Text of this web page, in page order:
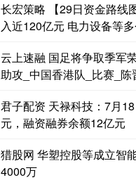
长宏策略 【29日资金路线
入近120亿元 电力设备等
云上速融 国足将争取季军
助攻_中国香港队_比赛_陈
君子配资 天禄科技：7月
元，融资融券余额12亿元
猎股网 华塑控股等成立智
4000万